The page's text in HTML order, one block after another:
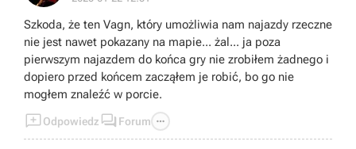
Szkoda, że ten Vagn, który umożliwia nam najazdy rzeczne
nie jest nawet pokazany na mapie... żal... ja poza
pierwszym najazdem do końca gry nie zrobiłem żadnego i
dopiero przed końcem zacząłem je robić, bo go nie
mogłem znaleźć w porcie.
Odpowiedz  Forum 